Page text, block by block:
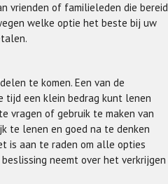
vrienden of familieleden die bereid
welke optie het beste bij uw
te komen. Een van de
tijd een klein bedrag kunt lenen
vragen of gebruik te maken van
te lenen en goed na te denken
is aan te raden om alle opties
neemt over het verkrijgen